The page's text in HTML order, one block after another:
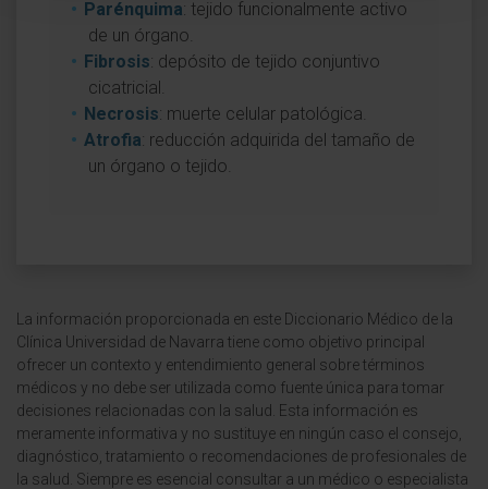
Parénquima: tejido funcionalmente activo
de un órgano.
Fibrosis: depósito de tejido conjuntivo
cicatricial.
Necrosis: muerte celular patológica.
Atrofia: reducción adquirida del tamaño de
un órgano o tejido.
La información proporcionada en este Diccionario Médico de la
Clínica Universidad de Navarra tiene como objetivo principal
ofrecer un contexto y entendimiento general sobre términos
médicos y no debe ser utilizada como fuente única para tomar
decisiones relacionadas con la salud. Esta información es
meramente informativa y no sustituye en ningún caso el consejo,
diagnóstico, tratamiento o recomendaciones de profesionales de
la salud. Siempre es esencial consultar a un médico o especialista